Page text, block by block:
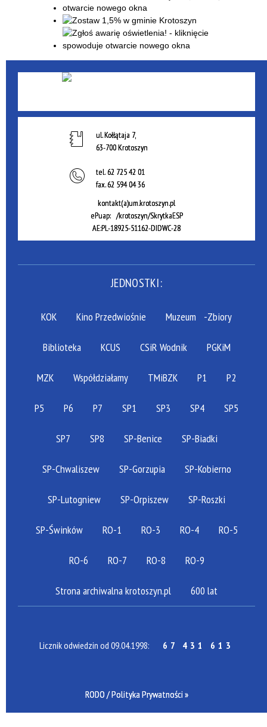
ul. Kołłątaja 7,
63-700 Krotoszyn
tel.62 725 42 01
fax.62 594 04 36
kontakt(a)um.krotoszyn.pl
ePuap: /krotoszyn/SkrytkaESP
AE:PL-18925-51162-DIDWC-28
JEDNOSTKI:
KOK Kino Przedwiośnie Muzeum -Zbiory
Biblioteka KCUS CSiR Wodnik PGKiM
MZK Współdziałamy TMiBZK P1 P2
P5 P6 P7 SP1 SP3 SP4 SP5
SP7 SP8 SP-Benice SP-Biadki
SP-Chwaliszew SP-Gorzupia SP-Kobierno
SP-Lutogniew SP-Orpiszew SP-Roszki
SP-Świnków RO-1 RO-3 RO-4 RO-5
RO-6 RO-7 RO-8 RO-9
Strona archiwalna krotoszyn.pl 600 lat
Licznik odwiedzin od 09.04.1998: 67 431 613
RODO / Polityka Prywatności »